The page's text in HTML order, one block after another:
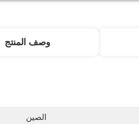
وصف المنتج
الصين